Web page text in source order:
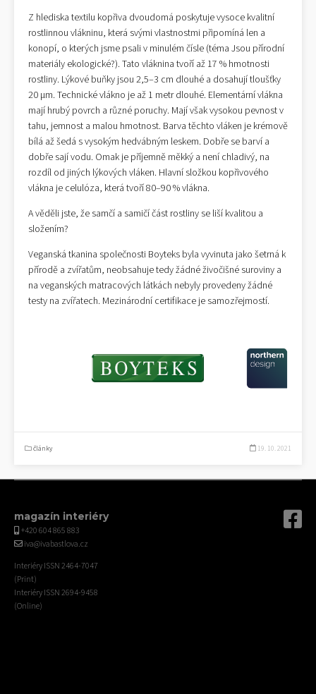
Z hlediska textilu kopřiva dvoudomá poskytuje vysoce kvalitní
rostlinnou vlákninu, která svými vlastnostmi připomíná len a
konopí, o kterých jsme psali v minulém čísle (téma Jsou přírodní
materiály ekologické?). Tato vláknina tvoří až 17 % hmotnosti
rostliny. Lýkové buňky jsou 2,5–3 cm dlouhé a dosahují tloušťky
20 μm. Technické vlákno je až 1 metr dlouhé. Elementární vlákna
mají hrubý povrch a různé poruchy. Mají však vysokou pevnost v
tahu, jemnost a malou hmotnost. Barva těchto vláken je krémově
bílá až šedá s vysokým hedvábným leskem. Dobře se barví a
dobře sají vodu. Omak je příjemně měkký a není chladivý, na
rozdíl od jiných lýkových vláken. Hlavní složkou kopřivového
vlákna je celulóza, která tvoří 80–90 % vlákna.
A věděli jste, že samčí a samičí část rostliny se liší kvalitou a
složením?
Veganská tkanina společnosti Boyteks byla vyvinuta jako šetrná k
přírodě a zvířatům, neobsahuje tedy žádné živočišné suroviny a
na veganských matracových látkách nebyly provedeny žádné
testy na zvířatech. Mezinárodní certifikace je samozřejmostí.
články 19. 10. 2021
magazín interiéry
+420 604 865 883
iva@ivabastlova.cz
Interiéry ISSN 2464-7047
(Print)
Interiéry ISSN 2694-9458
(Online)